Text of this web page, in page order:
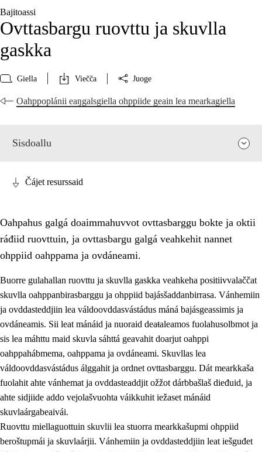
Bajitoassi
Ovttasbargu ruovttu ja skuvlla
gaskka
Giella Viečča Juoge
Oahppoplánii eaŋgalsgiella ohppiide geain lea mearkagiella
Sisdoallu
3. Skuvlla praksisa prinsihpat
3.1 Fátmmasteaddji oahppanbiras
3.2 Oahpaheapmi ja heivehuvvon oahpahus
Ovttasbargu ruovttu ja skuvlla gaskka
Čájet resurssaid
Oahpahus galgá doaimmahuvvot ovttasbarggu bokte ja oktii
ráđiid ruovttuin, ja ovttasbargu galgá veahkehit nannet
ohppiid oahppama ja ovdáneami.
Buorre gulahallan ruovttu ja skuvlla gaskka veahkeha positiivvalaččat
skuvlla oahppanbirasbarggu ja ohppiid bajásšaddanbirrasa. Vánhemiin
ja ovddasteddjiin lea váldoovddasvástádus máná bajásgeassimis ja
ovdáneamis. Sii leat mánáid ja nuoraid deaŧaleamos fuolahusolbmot ja
sis lea máhttu maid skuvla sáhttá geavahit doarjut oahppi
oahppahábmema, oahppama ja ovdáneami. Skuvllas lea
váldoovddasvástádus álggahit ja ordnet ovttasbarggu. Dát mearkkaša
fuolahit ahte vánhemat ja ovddasteaddjit ožžot dárbbašlaš dieđuid, ja
ahte sidjiide addo vejolašvuohta váikkuhit iežaset mánáid
skuvlaárgabeaivái.
Ruovttu miellaguottuin skuvlii lea stuorra mearkkašupmi ohppiid
beroštupmái ja skuvlaárjii. Vánhemiin ja ovddasteddjiin leat iešguđet